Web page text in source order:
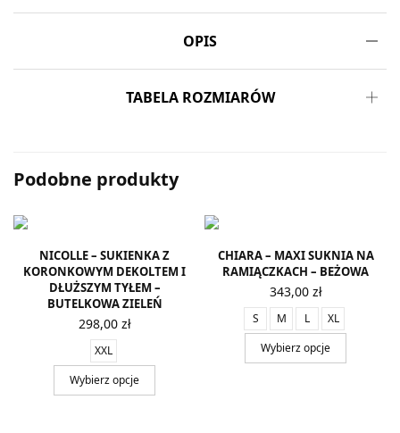
OPIS
TABELA ROZMIARÓW
Podobne produkty
NICOLLE – SUKIENKA Z
KORONKOWYM DEKOLTEM I
DŁUŻSZYM TYŁEM –
BUTELKOWA ZIELEŃ
298,00 zł
XXL
Wybierz opcje
CHIARA – MAXI SUKNIA NA
RAMIĄCZKACH – BEŻOWA
343,00 zł
S M L
XL
Wybierz opcje